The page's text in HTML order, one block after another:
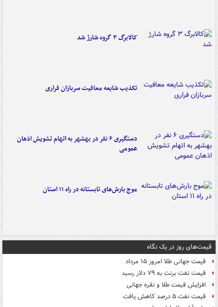
کالابرگ ۳ گروه شارژ شد
تکذیب شایعه معافیت سربازان فراری
دستگیری ۶ نفر در بهشهر به اتهام تشویش اذهان
عمومی
موج بارش‌های تابستانه در راه ۱۱ استان
قیمت‌های روز در یک نگاه
قیمت جهانی طلا امروز ۱۵ مرداد
قیمت نفت برنت به ۷۹ دلار رسید
افزایش قیمت طلا و نقره جهانی
قیمت نفت ۵ درصد کاهش یافت